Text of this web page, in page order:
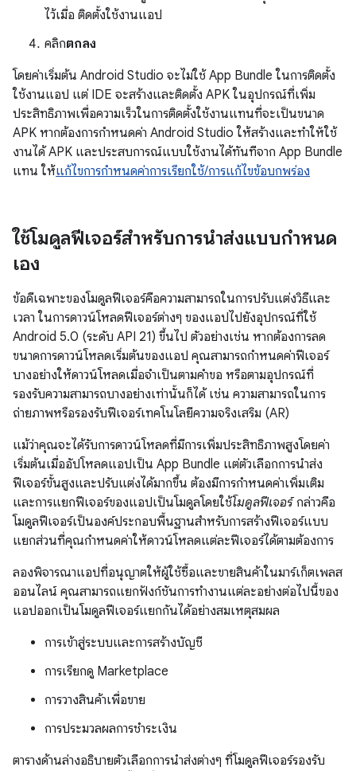
ไว้เมื่อ ติดตั้งใช้งานแอป
คลิกตกลง
โดยค่าเริ่มต้น Android Studio จะไม่ใช้ App Bundle ในการติดตั้ง
ใช้งานแอป แต่ IDE จะสร้างและติดตั้ง APK ในอุปกรณ์ที่เพิ่ม
ประสิทธิภาพเพื่อความเร็วในการติดตั้งใช้งานแทนที่จะเป็นขนาด
APK หากต้องการกำหนดค่า Android Studio ให้สร้างและทำให้ใช้
งานได้ APK และประสบการณ์แบบใช้งานได้ทันทีจาก App Bundle
แทน ให้แก้ไขการกำหนดค่าการเรียกใช้/การแก้ไขข้อบกพร่อง
ใช้โมดูลฟีเจอร์สำหรับการนำส่งแบบกำหนด
เอง
ข้อดีเฉพาะของโมดูลฟีเจอร์คือความสามารถในการปรับแต่งวิธีและ
เวลา ในการดาวน์โหลดฟีเจอร์ต่างๆ ของแอปไปยังอุปกรณ์ที่ใช้
Android 5.0 (ระดับ API 21) ขึ้นไป ตัวอย่างเช่น หากต้องการลด
ขนาดการดาวน์โหลดเริ่มต้นของแอป คุณสามารถกำหนดค่าฟีเจอร์
บางอย่างให้ดาวน์โหลดเมื่อจำเป็นตามคำขอ หรือตามอุปกรณ์ที่
รองรับความสามารถบางอย่างเท่านั้นก็ได้ เช่น ความสามารถในการ
ถ่ายภาพหรือรองรับฟีเจอร์เทคโนโลยีความจริงเสริม (AR)
แม้ว่าคุณจะได้รับการดาวน์โหลดที่มีการเพิ่มประสิทธิภาพสูงโดยค่า
เริ่มต้นเมื่ออัปโหลดแอปเป็น App Bundle แต่ตัวเลือกการนำส่ง
ฟีเจอร์ขั้นสูงและปรับแต่งได้มากขึ้น ต้องมีการกำหนดค่าเพิ่มเติม
และการแยกฟีเจอร์ของแอปเป็นโมดูลโดยใช้โมดูลฟีเจอร์กล่าวคือ
โมดูลฟีเจอร์เป็นองค์ประกอบพื้นฐานสำหรับการสร้างฟีเจอร์แบบ
แยกส่วนที่คุณกำหนดค่าให้ดาวน์โหลดแต่ละฟีเจอร์ได้ตามต้องการ
ลองพิจารณาแอปที่อนุญาตให้ผู้ใช้ซื้อและขายสินค้าในมาร์เก็ตเพลส
ออนไลน์ คุณสามารถแยกฟังก์ชันการทำงานแต่ละอย่างต่อไปนี้ของ
แอปออกเป็นโมดูลฟีเจอร์แยกกันได้อย่างสมเหตุสมผล
การเข้าสู่ระบบและการสร้างบัญชี
การเรียกดู Marketplace
การวางสินค้าเพื่อขาย
การประมวลผลการชำระเงิน
ตารางด้านล่างอธิบายตัวเลือกการนำส่งต่างๆ ที่โมดูลฟีเจอร์รองรับ